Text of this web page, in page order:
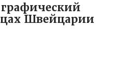
Швейцарии